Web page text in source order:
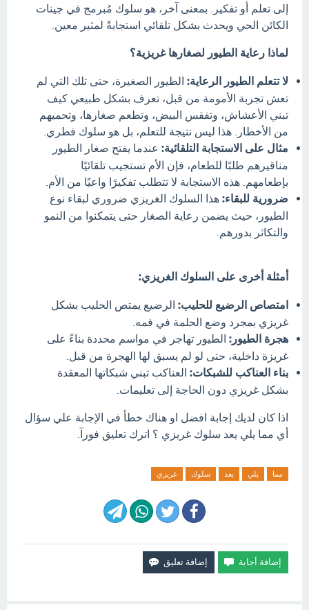
إلى تعلم أو تفكير. بمعنى آخر، هو سلوك مُبرمج في جينات
الكائن الحي ويحدث بشكل تلقائي استجابةً لمثير معين.
لماذا رعاية الطيور لصغارها غريزية؟
لا تتعلم الطيور الرعاية: الطيور الصغيرة، حتى تلك التي لم
تعش تجربة الأمومة من قبل، تعرف بشكل طبيعي كيف
تبني الأعشاش، وتفقس البيض، وتطعم صغارها، وتحميهم
من الأخطار. هذا ليس نتيجة للتعلم، بل هو سلوك فطري.
مثال على الاستجابة التلقائية: عندما يفتح صغار الطيور
مناقيرهم طلبًا للطعام، فإن الأم تستجيب تلقائيًا
بإطعامهم. هذه الاستجابة لا تتطلب تفكيرًا واعيًا من الأم.
ضرورية للبقاء: هذا السلوك الغريزي ضروري لبقاء نوع
الطيور، حيث يضمن رعاية الصغار حتى يتمكنوا من النمو
والتكاثر بدورهم.
أمثلة أخرى على السلوك الغريزي:
امتصاص الرضيع للحليب: الرضيع يمتص الحليب بشكل
غريزي بمجرد وضع الحلمة في فمه.
هجرة الطيور: الطيور تهاجر في مواسم محددة بناءً على
غريزة داخلية، حتى لو لم يسبق لها الهجرة من قبل.
بناء العناكب للشبكات: العناكب تبني شبكاتها المعقدة
بشكل غريزي دون الحاجة إلى تعليمات.
اذا كان لديك إجابة افضل او هناك خطأ في الإجابة علي سؤال
أي مما يلي يعد سلوك غريزي ؟ اترك تعليق فورآ.
مما يلي يعد سلوك غريزي